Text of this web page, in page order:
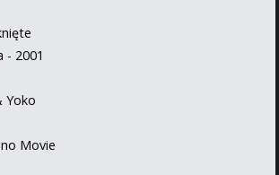
- 2001
Yoko
Movie